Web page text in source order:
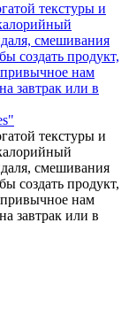
текстуры и
смешивания
создать продукт,
нам
завтрак или в
текстуры и
смешивания
создать продукт,
нам
завтрак или в